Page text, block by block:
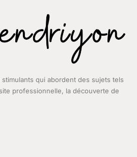
qui abordent des sujets tels
professionnelle, la découverte de